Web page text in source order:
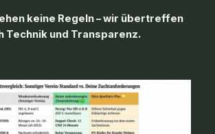
keine Regeln – wir übertreffen
Technik und Transparenz.